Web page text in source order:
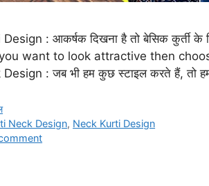
: आकर्षक दिखना है तो बेसिक कुर्ती
want to look attractive then
: जब भी हम कुछ स्टाइल करते हैं, तो
Neck Design, Neck Kurti Design